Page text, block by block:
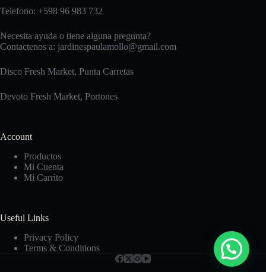
Telefono: +598 96 983 732
Necesita ayuda o tiene alguna pregunta?
Contactenos a: jardinespaulamollo@gmail.com
Disco Fresh Market, Punta Carretas
Devoto Fresh Market, Portones
Account
Productos
Mi Cuenta
Mi Carrito
Useful Links
Privacy Policy
Terms & Conditions